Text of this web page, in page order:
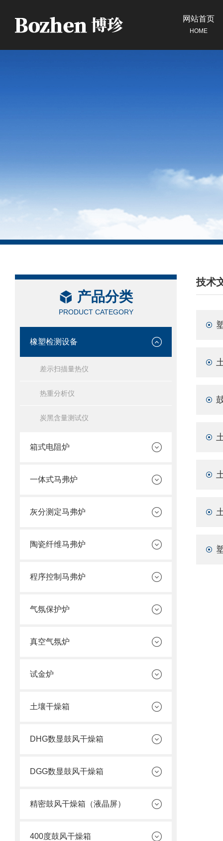
网站首页
HOME
产品分类
PRODUCT CATEGORY
橡塑检测设备
差示扫描量热仪
热重分析仪
炭黑含量测试仪
箱式电阻炉
一体式马弗炉
灰分测定马弗炉
陶瓷纤维马弗炉
程序控制马弗炉
气氛保护炉
真空气氛炉
试金炉
土壤干燥箱
DHG数显鼓风干燥箱
DGG数显鼓风干燥箱
精密鼓风干燥箱（液晶屏）
400度鼓风干燥箱
技术
/